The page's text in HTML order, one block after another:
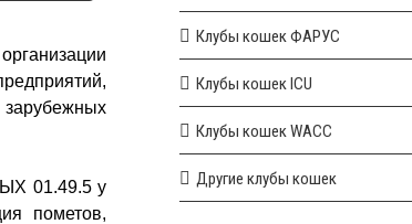
зарубежных
01.49.5 у
пометов,
Клубы кошек ФАРУС
Клубы кошек ICU
Клубы кошек WACC
Другие клубы кошек